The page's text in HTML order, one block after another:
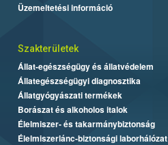
Üzemeltetési információ
Szakterületek
Állat-egészségügy és állatvédelem
Állategészségügyi diagnosztika
Állatgyógyászati termékek
Borászat és alkoholos italok
Élelmiszer- és takarmánybiztonság
Élelmiszerlánc-biztonsági laborhálózat